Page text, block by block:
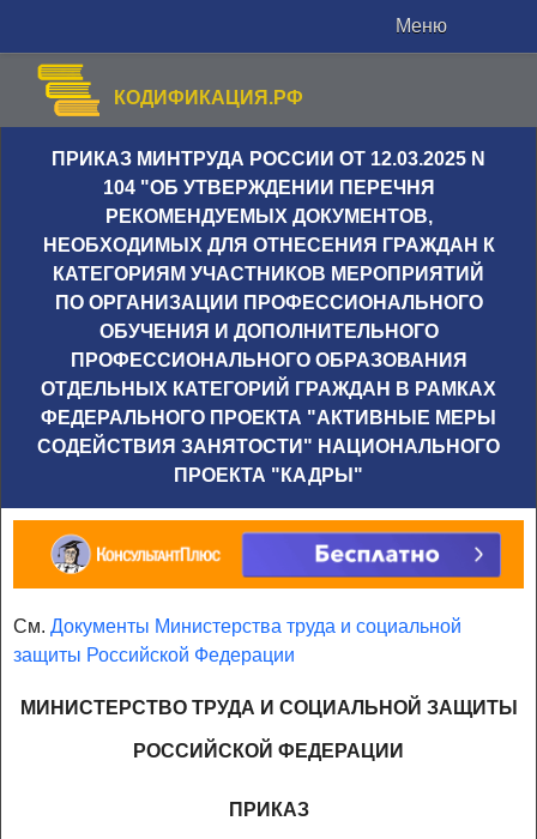
Меню
КОДИФИКАЦИЯ.РФ
ПРИКАЗ МИНТРУДА РОССИИ ОТ 12.03.2025 N
104 "ОБ УТВЕРЖДЕНИИ ПЕРЕЧНЯ
РЕКОМЕНДУЕМЫХ ДОКУМЕНТОВ,
НЕОБХОДИМЫХ ДЛЯ ОТНЕСЕНИЯ ГРАЖДАН К
КАТЕГОРИЯМ УЧАСТНИКОВ МЕРОПРИЯТИЙ
ПО ОРГАНИЗАЦИИ ПРОФЕССИОНАЛЬНОГО
ОБУЧЕНИЯ И ДОПОЛНИТЕЛЬНОГО
ПРОФЕССИОНАЛЬНОГО ОБРАЗОВАНИЯ
ОТДЕЛЬНЫХ КАТЕГОРИЙ ГРАЖДАН В РАМКАХ
ФЕДЕРАЛЬНОГО ПРОЕКТА "АКТИВНЫЕ МЕРЫ
СОДЕЙСТВИЯ ЗАНЯТОСТИ" НАЦИОНАЛЬНОГО
ПРОЕКТА "КАДРЫ"
См. Документы Министерства труда и социальной
защиты Российской Федерации
МИНИСТЕРСТВО ТРУДА И СОЦИАЛЬНОЙ ЗАЩИТЫ
РОССИЙСКОЙ ФЕДЕРАЦИИ
ПРИКАЗ